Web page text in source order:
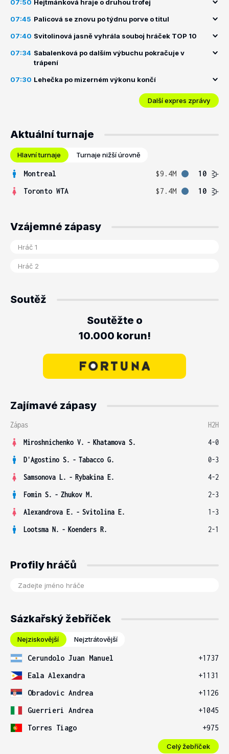
07:50 Hejtmánková hraje o druhou trofej
07:45 Palicová se znovu po týdnu porve o titul
07:40 Svitolinová jasně vyhrála souboj hráček TOP 10
07:34 Sabalenková po dalším výbuchu pokračuje v
trápení
07:30 Lehečka po mizerném výkonu končí
Další expres zprávy
Aktuální turnaje
Hlavní turnaje Turnaje nižší úrovně
Montreal $9.4M
10
Toronto WTA
$7.4M 10
Vzájemné zápasy
Soutěž
Soutěžte o
10.000 korun!
Zajímavé zápasy
Zápas
H2H
Miroshnichenko V. - Khatamova S.
4-0
D'Agostino S. - Tabacco G.
0-3
Samsonova L. - Rybakina E.
4-2
Fomin S. - Zhukov M.
2-3
Alexandrova E. - Svitolina E.
1-3
Lootsma N. - Koenders R. 2-1
Profily hráčů
Sázkařský žebříček
Nejziskovější Nejztrátovější
Cerundolo Juan Manuel
+1737
Eala Alexandra
+1131
Obradovic Andrea
+1126
Guerrieri Andrea
+1045
Torres Tiago
+975
Celý žebříček